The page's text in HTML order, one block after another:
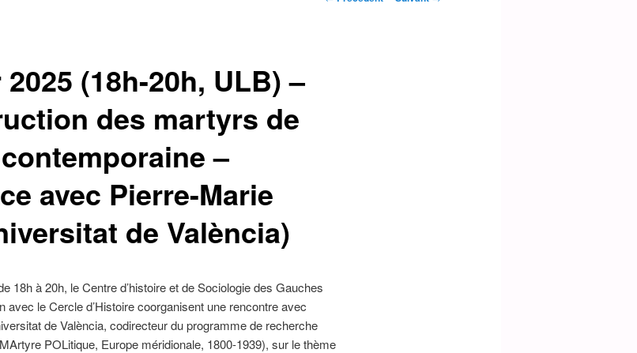
(18h-20h, ULB) –
des martyrs de
–
avec Pierre-Marie
de València)
18h à 20h, le Centre d’histoire et de Sociologie des Gauches
avec le Cercle d’Histoire coorganisent une rencontre avec
de València, codirecteur du programme de recherche
POLitique, Europe méridionale, 1800-1939), sur le thème